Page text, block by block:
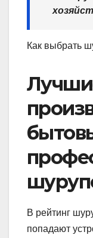
Как выбрать
В рейтинг
попадают